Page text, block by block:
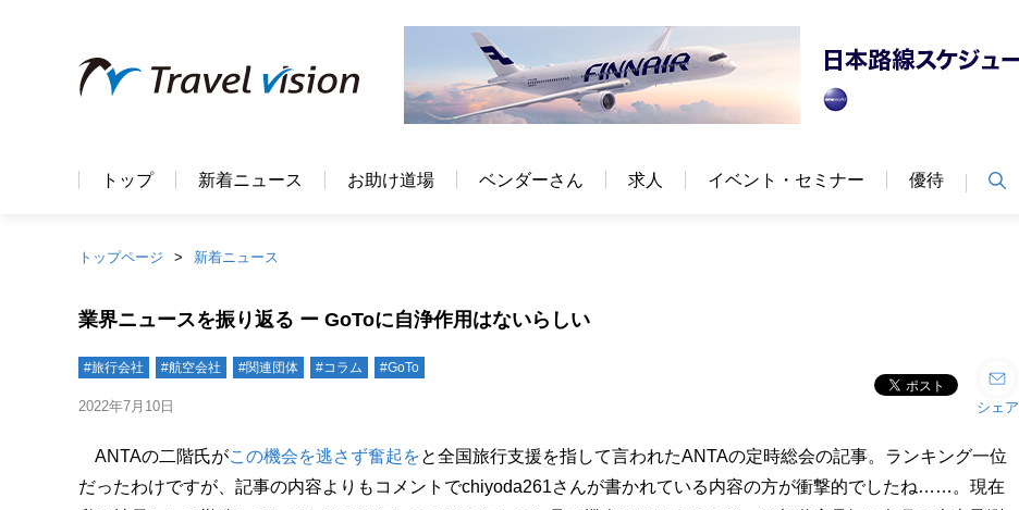
トップ 新着ニュース お助け道場 ベンダーさん 求人 イベント・セミナー 優待
トップページ 新着ニュース
業界ニュースを振り返る ー GoToに自浄作用はないらしい
#旅行会社 #航空会社 #関連団体 #コラム #GoTo
2022年7月10日 シェア
ANTAの二階氏がこの機会を逃さず奮起をと全国旅行支援を指して言われたANTAの定時総会の記事。ランキング一位
だったわけですが、記事の内容よりもコメントでchiyoda261さんが書かれている内容の方が衝撃的でしたね……。現在